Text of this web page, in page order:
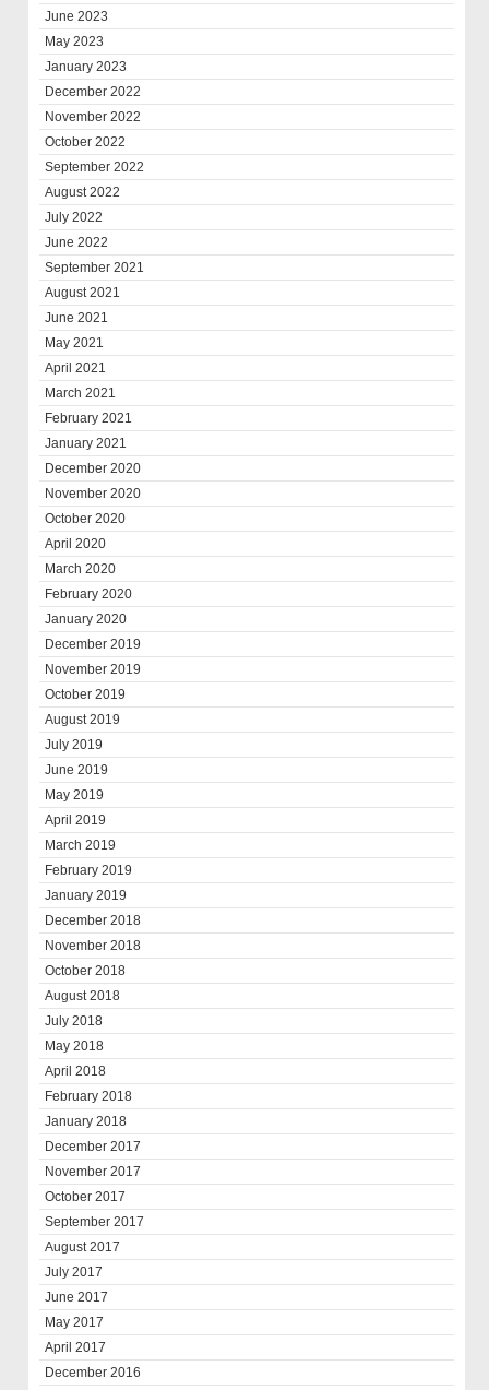
June 2023
May 2023
January 2023
December 2022
November 2022
October 2022
September 2022
August 2022
July 2022
June 2022
September 2021
August 2021
June 2021
May 2021
April 2021
March 2021
February 2021
January 2021
December 2020
November 2020
October 2020
April 2020
March 2020
February 2020
January 2020
December 2019
November 2019
October 2019
August 2019
July 2019
June 2019
May 2019
April 2019
March 2019
February 2019
January 2019
December 2018
November 2018
October 2018
August 2018
July 2018
May 2018
April 2018
February 2018
January 2018
December 2017
November 2017
October 2017
September 2017
August 2017
July 2017
June 2017
May 2017
April 2017
December 2016